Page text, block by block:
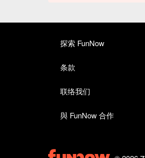
探索 FunNow
条款
联络我们
與 FunNow 合作